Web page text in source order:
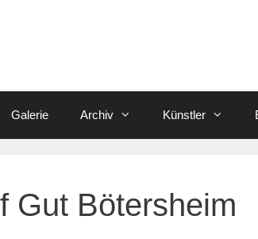
Galerie Archiv Künstler
Gut Bötersheim